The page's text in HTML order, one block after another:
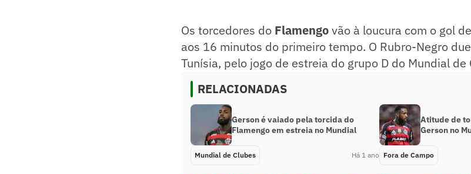
Os torcedores do Flamengovão à loucura com o gol
aos 16 minutos do primeiro tempo. O Rubro-Negro
Tunísia, pelo jogo de estreia do grupo D do Mundial de
RELACIONADAS
Gerson é vaiado pela torcida do
Flamengo em estreia no Mundial
Mundial de Clubes Há 1 ano
Atitude de
Gerson no
Fora de Campo